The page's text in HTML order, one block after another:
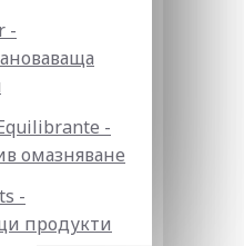
-
-
омазняване
-
продукти